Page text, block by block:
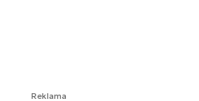
Reklama